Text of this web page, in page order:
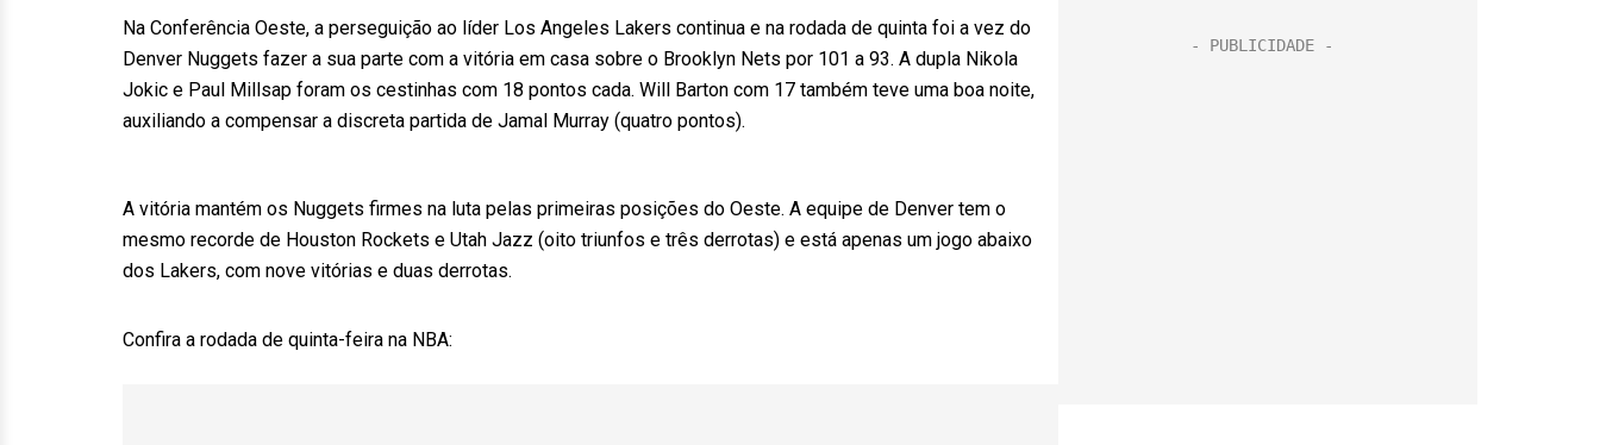
Na Conferência Oeste, a perseguição ao líder Los Angeles Lakers continua e na rodada de quinta foi a vez do
Denver Nuggets fazer a sua parte com a vitória em casa sobre o Brooklyn Nets por 101 a 93. A dupla Nikola
Jokic e Paul Millsap foram os cestinhas com 18 pontos cada. Will Barton com 17 também teve uma boa noite,
auxiliando a compensar a discreta partida de Jamal Murray (quatro pontos).
A vitória mantém os Nuggets firmes na luta pelas primeiras posições do Oeste. A equipe de Denver tem o
mesmo recorde de Houston Rockets e Utah Jazz (oito triunfos e três derrotas) e está apenas um jogo abaixo
dos Lakers, com nove vitórias e duas derrotas.
Confira a rodada de quinta-feira na NBA: